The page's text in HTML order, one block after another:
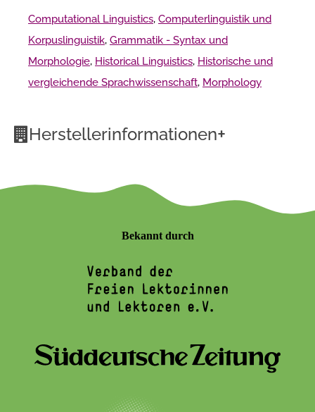
Computational Linguistics, Computerlinguistik und
Korpuslinguistik, Grammatik - Syntax und
Morphologie, Historical Linguistics, Historische und
vergleichende Sprachwissenschaft, Morphology
Herstellerinformationen+
Bekannt durch